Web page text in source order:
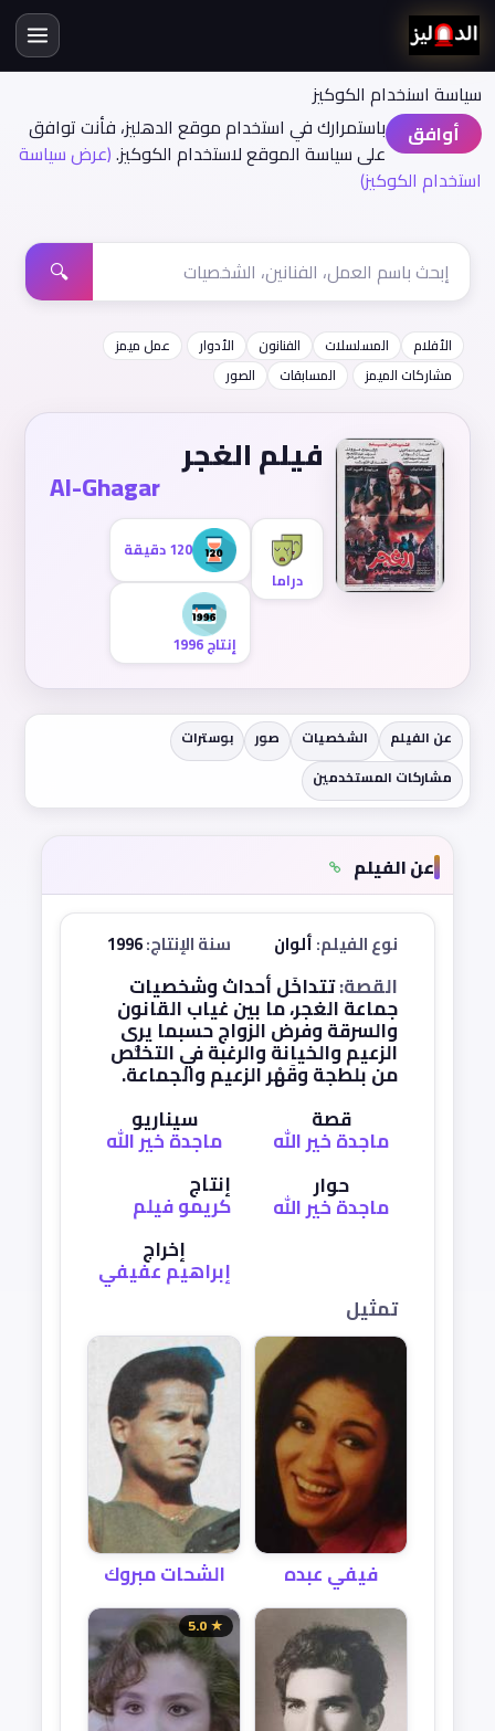
سياسة اسنخدام الكوكيز
أوافق
باستمرارك في استخدام موقع الدهليز، فأنت توافق
على سياسة الموقع لاستخدام الكوكيز.(عرض سياسة
استخدام الكوكيز)
🔍
الأفلام المسلسلات الفنانون الأدوار
عمل ميمز
مشاركات الميمز
المسابقات الصور
فيلم الغجر
Al-Ghagar
دراما
120 دقيقة
إنتاج 1996
عن الفيلم الشخصيات صور
بوسترات
مشاركات المستخدمين
عن الفيلم
نوع الفيلم:ألوان سنة الإنتاج:
القصة:تتداخَل أحداث وشخصيات
جماعة الغجر، ما بين غياب القانون
والسرقة وفرض الزواج حسبما يرى
الزعيم والخيانة والرغبة في التخلُّص
من بلطجة وقَهْر الزعيم والجماعة.
قصة
ماجدة خير الله
سيناريو
ماجدة خير الله
حوار
ماجدة خير الله
إنتاج
كريمو فيلم
إخراج
إبراهيم عفيفي
تمثيل
فيفي عبده الشحات مبروك
★ 5.0